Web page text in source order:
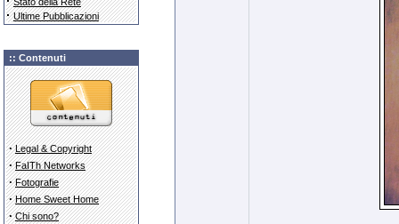
· Ultime Pubblicazioni
:: Contenuti
· Legal & Copyright
· FaITh Networks
· Fotografie
· Home Sweet Home
· Chi sono?